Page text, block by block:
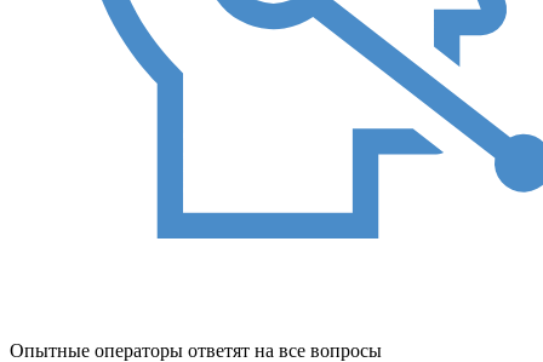
Опытные операторы ответят на все вопросы